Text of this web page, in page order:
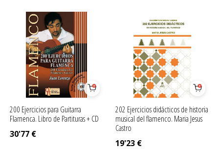
200 Ejercicios para Guitarra
Flamenca. Libro de Partituras + CD
30'77 €
202 Ejercicios didácticos de historia
musical del flamenco. Maria Jesus
Castro
19'23 €